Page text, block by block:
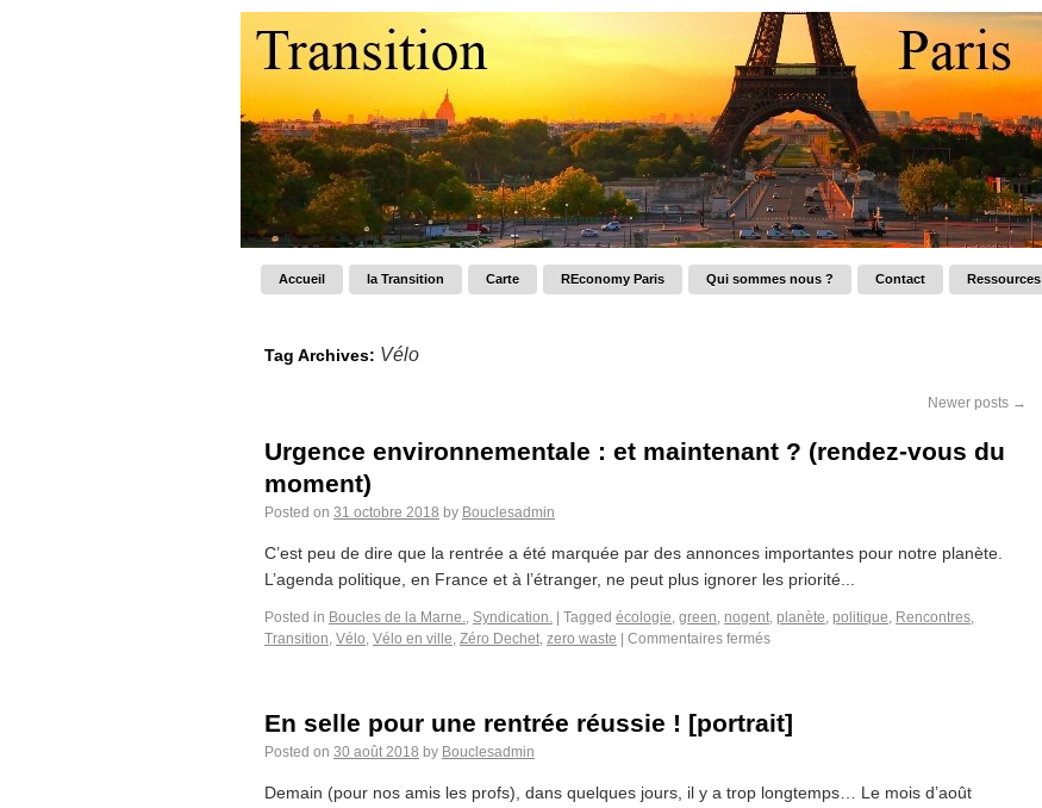
Accueil la Transition Carte REconomy Paris Qui sommes nous ? Contact Ressources
Tag Archives: Vélo
Newer posts →
Urgence environnementale : et maintenant ? (rendez-vous du
moment)
Posted on 31 octobre 2018 by Bouclesadmin
C’est peu de dire que la rentrée a été marquée par des annonces importantes pour notre planète.
L’agenda politique, en France et à l’étranger, ne peut plus ignorer les priorité...
Posted in Boucles de la Marne., Syndication. Tagged écologie, green, nogent, planète, politique, Rencontres,
Transition, Vélo, Vélo en ville, Zéro Dechet, zero waste Commentaires fermés
En selle pour une rentrée réussie ! [portrait]
Posted on 30 août 2018 by Bouclesadmin
Demain (pour nos amis les profs), dans quelques jours, il y a trop longtemps… Le mois d’août